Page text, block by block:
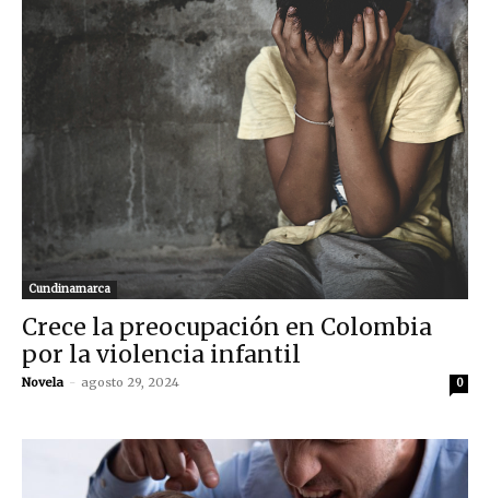
Cundinamarca
Crece la preocupación en Colombia
por la violencia infantil
Novela - agosto 29, 2024 0